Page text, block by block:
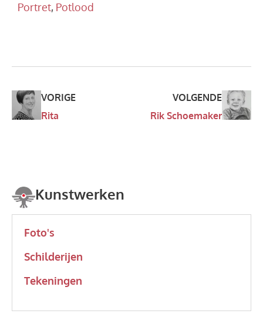
Portret, Potlood
VORIGE
Rita
VOLGENDE
Rik Schoemaker
Kunstwerken
Foto's
Schilderijen
Tekeningen